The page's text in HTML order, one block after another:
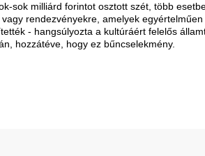
sok milliárd forintot osztott szét, több
rendezvényekre, amelyek
- hangsúlyozta a kultúráért felelős
hozzátéve, hogy ez bűncselekmény.